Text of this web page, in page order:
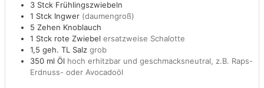
3 Stck Frühlingszwiebeln
1 Stck Ingwer (daumengroß)
5 Zehen Knoblauch
1 Stck rote Zwiebel ersatzweise Schalotte
1,5 geh. TL Salz grob
350 ml Öl hoch erhitzbar und geschmacksneutral, z.B. Raps-
Erdnuss- oder Avocadoöl